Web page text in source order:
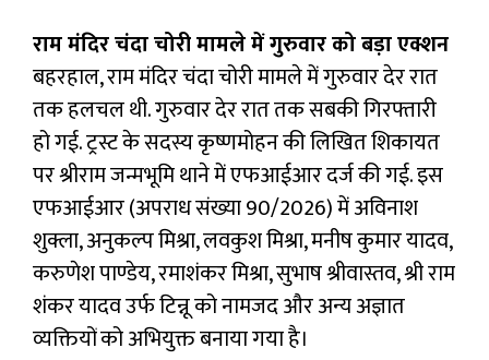
राम मंदिर चंदा चोरी मामले में गुरुवार को बड़ा एक्शन
बहरहाल, राम मंदिर चंदा चोरी मामले में गुरुवार देर रात
तक हलचल थी. गुरुवार देर रात तक सबकी गिरफ्तारी
हो गई. ट्रस्ट के सदस्य कृष्णमोहन की लिखित शिकायत
पर श्रीराम जन्मभूमि थाने में एफआईआर दर्ज की गई. इस
एफआईआर (अपराध संख्या 90/2026) में अविनाश
शुक्ला, अनुकल्प मिश्रा, लवकुश मिश्रा, मनीष कुमार यादव,
करुणेश पाण्डेय, रमाशंकर मिश्रा, सुभाष श्रीवास्तव, श्री राम
शंकर यादव उर्फ टिन्नू को नामजद और अन्य अज्ञात
व्यक्तियों को अभियुक्त बनाया गया है।